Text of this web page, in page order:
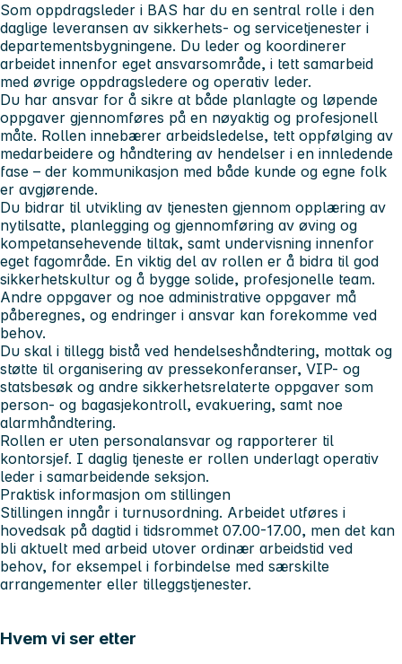
Som oppdragsleder i BAS har du en sentral rolle i den
daglige leveransen av sikkerhets- og servicetjenester i
departementsbygningene. Du leder og koordinerer
arbeidet innenfor eget ansvarsområde, i tett samarbeid
med øvrige oppdragsledere og operativ leder.
Du har ansvar for å sikre at både planlagte og løpende
oppgaver gjennomføres på en nøyaktig og profesjonell
måte. Rollen innebærer arbeidsledelse, tett oppfølging av
medarbeidere og håndtering av hendelser i en innledende
fase – der kommunikasjon med både kunde og egne folk
er avgjørende.
Du bidrar til utvikling av tjenesten gjennom opplæring av
nytilsatte, planlegging og gjennomføring av øving og
kompetansehevende tiltak, samt undervisning innenfor
eget fagområde. En viktig del av rollen er å bidra til god
sikkerhetskultur og å bygge solide, profesjonelle team.
Andre oppgaver og noe administrative oppgaver må
påberegnes, og endringer i ansvar kan forekomme ved
behov.
Du skal i tillegg bistå ved hendelseshåndtering, mottak og
støtte til organisering av pressekonferanser, VIP- og
statsbesøk og andre sikkerhetsrelaterte oppgaver som
person- og bagasjekontroll, evakuering, samt noe
alarmhåndtering.
Rollen er uten personalansvar og rapporterer til
kontorsjef. I daglig tjeneste er rollen underlagt operativ
leder i samarbeidende seksjon.
Praktisk informasjon om stillingen
Stillingen inngår i turnusordning. Arbeidet utføres i
hovedsak på dagtid i tidsrommet 07.00-17.00, men det kan
bli aktuelt med arbeid utover ordinær arbeidstid ved
behov, for eksempel i forbindelse med særskilte
arrangementer eller tilleggstjenester.
Hvem vi ser etter